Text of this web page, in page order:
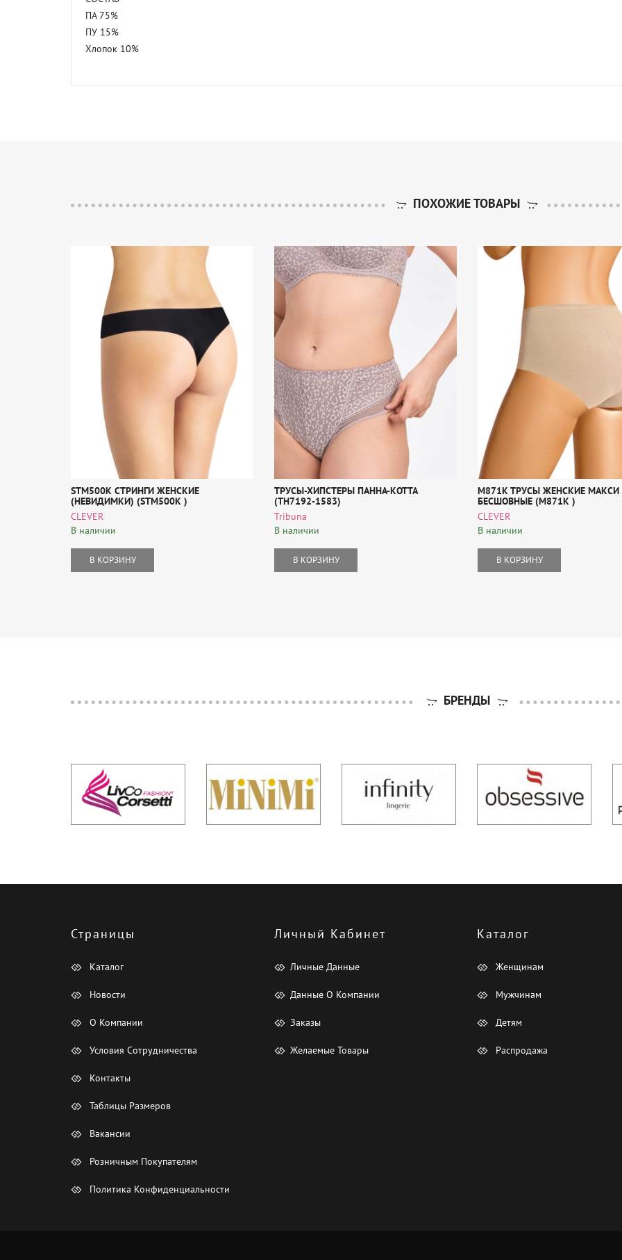
ПА 75%
ПУ 15%
Хлопок 10%
ПОХОЖИЕ ТОВАРЫ
STM500К СТРИНГИ ЖЕНСКИЕ
(НЕВИДИМКИ) (STM500К )
CLEVER
В наличии
В КОРЗИНУ
ТРУСЫ-ХИПСТЕРЫ ПАННА-КОТТА
(TH7192-1583)
Tribuna
В наличии
В КОРЗИНУ
M871К ТРУСЫ ЖЕНСКИЕ МАКСИ
БЕСШОВНЫЕ (M871К )
CLEVER
В наличии
В КОРЗИНУ
БРЕНДЫ
Страницы
Каталог
Новости
О Компании
Условия Сотрудничества
Контакты
Таблицы Размеров
Вакансии
Розничным Покупателям
Политика Конфиденциальности
Личный Кабинет
Личные Данные
Данные О Компании
Заказы
Желаемые Товары
Каталог
Женщинам
Мужчинам
Детям
Распродажа